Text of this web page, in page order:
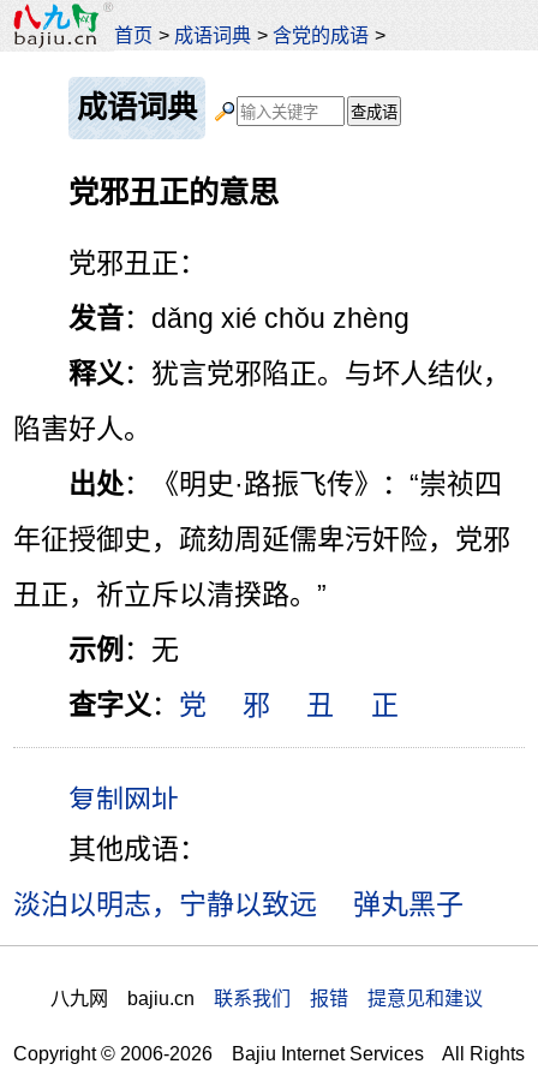
首页 > 成语词典 >含党的成语 >
成语词典
党邪丑正的意思
党邪丑正：
发音：dǎng xié chǒu zhèng
释义 ：犹言党邪陷正。与坏人结伙，
陷害好人。
出处：《明史·路振飞传》：“崇祯四
年征授御史，疏劾周延儒卑污奸险，党邪
丑正，祈立斥以清揆路。”
示例 ：无
查字义 ： 党 邪 丑 正
其他成语：
淡泊以明志，宁静以致远
弹丸黑子
八九网 bajiu.cn 联系我们 报错 提意见和建议
Copyright © 2006-2026 Bajiu Internet Services All Rights